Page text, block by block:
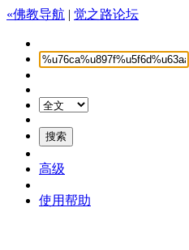
«佛教导航 | 觉之路论坛
高级
使用帮助